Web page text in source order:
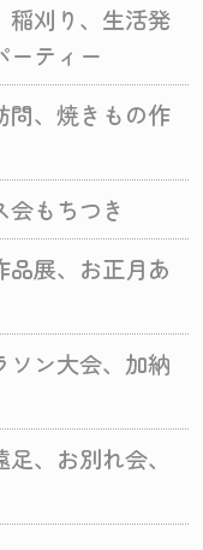
稲刈り、生活発
ーティー
問、焼きもの作
もちつき
品展、お正月あ
ソン大会、加納
、お別れ会、